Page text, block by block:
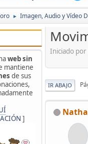
► Imagen, Audio y Vídeo
web sin
mantiene
de sus
]
Iniciado
IR ABAJO